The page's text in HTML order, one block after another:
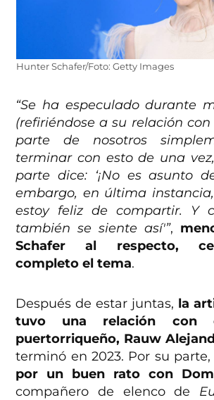
Hunter Schafer/Foto: Getty Images
“Se ha especulado durante
(refiriéndose a su relación con
parte de nosotros
terminar con esto de una
parte dice: ‘¡No es asunto
embargo, en última
estoy feliz de compartir. Y
también se siente así'”,
Schafer al respecto,
completo el tema.
Después de estar juntas, la
tuvo una relación con
puertorriqueño, Rauw
terminó en 2023. Por su
por un buen rato con
compañero de elenco de